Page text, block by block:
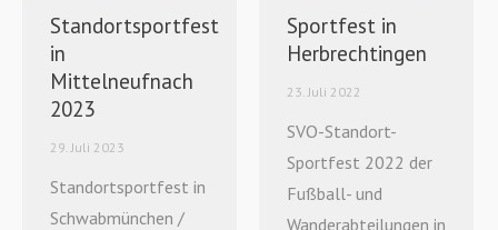
Standortsportfest
in
Mittelneufnach
2023
29. Juli 2023
Standortsportfest in
Schwabmünchen /
Sportfest in
Herbrechtingen
23. Juli 2022
SVO-Standort-
Sportfest 2022 der
Fußball- und
Wanderabteilungen in